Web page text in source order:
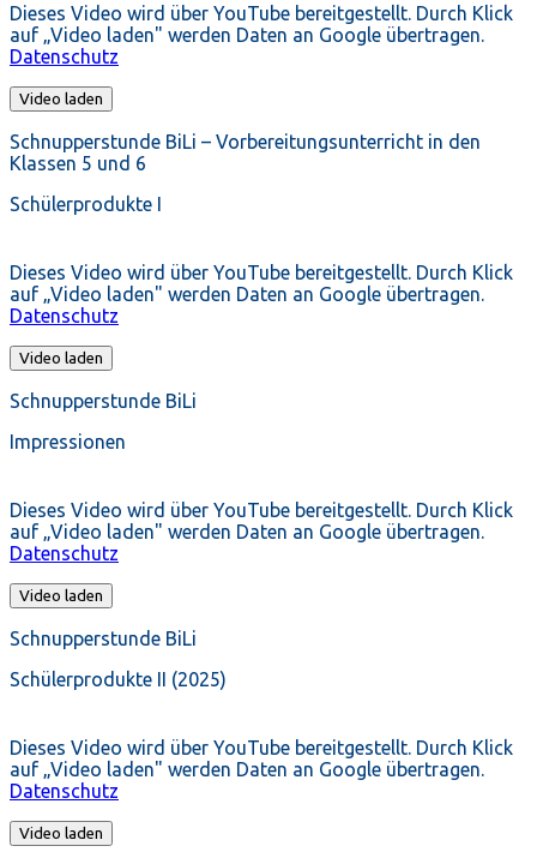
Dieses Video wird über YouTube bereitgestellt. Durch Klick
auf „Video laden" werden Daten an Google übertragen.
Datenschutz
Video laden
Schnupperstunde BiLi – Vorbereitungsunterricht in den
Klassen 5 und 6
Schülerprodukte I
Dieses Video wird über YouTube bereitgestellt. Durch Klick
auf „Video laden" werden Daten an Google übertragen.
Datenschutz
Video laden
Schnupperstunde BiLi
Impressionen
Dieses Video wird über YouTube bereitgestellt. Durch Klick
auf „Video laden" werden Daten an Google übertragen.
Datenschutz
Video laden
Schnupperstunde BiLi
Schülerprodukte II (2025)
Dieses Video wird über YouTube bereitgestellt. Durch Klick
auf „Video laden" werden Daten an Google übertragen.
Datenschutz
Video laden